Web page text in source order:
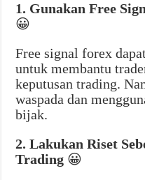
1. Gunakan Free
😀
Free signal forex
untuk membantu
keputusan trading.
waspada dan
bijak.
2. Lakukan Riset
Trading 😀